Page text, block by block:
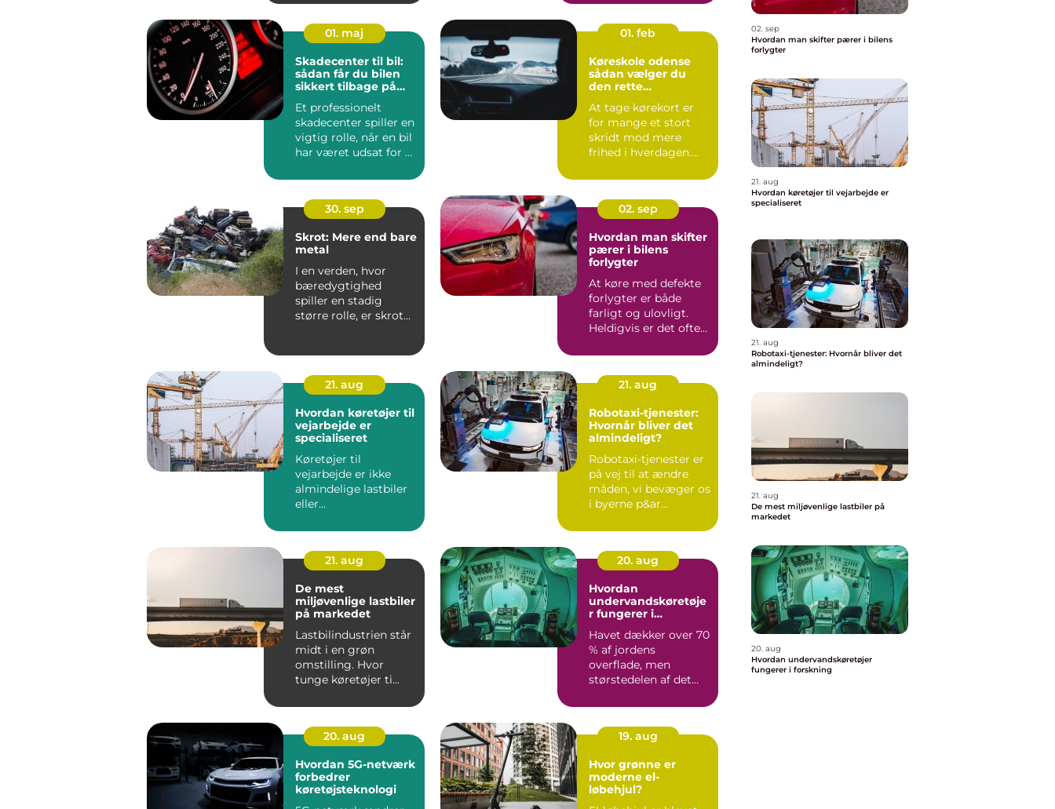
01. maj
Skadecenter til bil:
sådan får du bilen
sikkert tilbage på
Et professionelt
skadecenter spiller en
vigtig rolle, når en bil
har været udsat for et
01. feb
Køreskole odense
sådan vælger du
den rette
At tage kørekort er
for mange et stort
skridt mod mere
frihed i hverdagen.
har...
30. sep
Skrot: Mere end bare
metal
I en verden, hvor
bæredygtighed
spiller en stadig
større rolle, er skrot
02. sep
Hvordan man skifter
pærer i bilens
forlygter
At køre med defekte
forlygter er både
farligt og ulovligt.
Heldigvis er det ofte
21. aug
Hvordan køretøjer til
vejarbejde er
specialiseret
Køretøjer til
vejarbejde er ikke
almindelige lastbiler
eller
21. aug
Robotaxi-tjenester:
Hvornår bliver det
almindeligt?
Robotaxi-tjenester er
på vej til at ændre
måden, vi bevæger os
i byerne p&ar...
21. aug
De mest
miljøvenlige lastbiler
på markedet
Lastbilindustrien står
midt i en grøn
omstilling. Hvor
tunge køretøjer ti...
20. aug
Hvordan
undervandskøretøje
r fungerer i
Havet dækker over 70
% af jordens
overflade, men
størstedelen af det
20. aug
Hvordan 5G-netværk
forbedrer
køretøjsteknologi
19. aug
Hvor grønne er
moderne el-
løbehjul?
02. sep
Hvordan man skifter pærer i bilens
forlygter
21. aug
Hvordan køretøjer til vejarbejde er
specialiseret
21. aug
Robotaxi-tjenester: Hvornår bliver det
almindeligt?
21. aug
De mest miljøvenlige lastbiler på
markedet
20. aug
Hvordan undervandskøretøjer
fungerer i forskning